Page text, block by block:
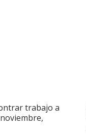
trabajo a